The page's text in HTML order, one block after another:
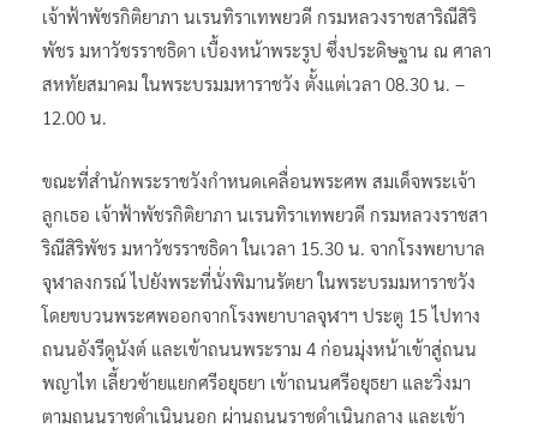
เจ้าฟ้าพัชรกิติยาภา นเรนทิราเทพยวดี กรมหลวงราชสาริณีสิริ
พัชร มหาวัชรราชธิดา เบื้องหน้าพระรูป ซึ่งประดิษฐาน ณ ศาลา
สหทัยสมาคม ในพระบรมมหาราชวัง ตั้งแต่เวลา 08.30 น. –
12.00 น.
ขณะที่สำนักพระราชวังกำหนดเคลื่อนพระศพ สมเด็จพระเจ้า
ลูกเธอ เจ้าฟ้าพัชรกิติยาภา นเรนทิราเทพยวดี กรมหลวงราชสา
ริณีสิริพัชร มหาวัชรราชธิดา ในเวลา 15.30 น. จากโรงพยาบาล
จุฬาลงกรณ์ ไปยังพระที่นั่งพิมานรัตยา ในพระบรมมหาราชวัง
โดยขบวนพระศพออกจากโรงพยาบาลจุฬาฯ ประตู 15 ไปทาง
ถนนอังรีดูนังต์ และเข้าถนนพระราม 4 ก่อนมุ่งหน้าเข้าสู่ถนน
พญาไท เลี้ยวซ้ายแยกศรีอยุธยา เข้าถนนศรีอยุธยา และวิ่งมา
ตามถนนราชดำเนินนอก ผ่านถนนราชดำเนินกลาง และเข้า